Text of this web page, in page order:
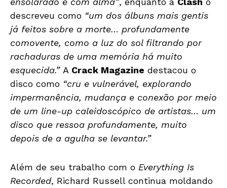
descreveu como “um dos álbuns mais gentis
já feitos sobre a morte… profundamente
comovente, como a luz do sol filtrando por
rachaduras de uma memória há muito
esquecida.” A Crack Magazine destacou o
disco como “cru e vulnerável, explorando
impermanência, mudança e conexão por meio
de um line-up caleidoscópico de artistas… um
disco que ressoa profundamente, muito
depois de a agulha se levantar.”
Além de seu trabalho com o Everything Is
Recorded, Richard Russell continua moldando